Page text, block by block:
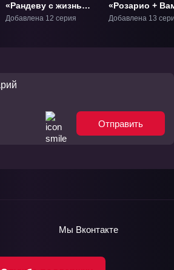
«Рандеву с жизнью
4» ТВ-4
Добавлена 12 серия
«Розарио +
ТВ-1
Добавлена 13
Отправить
Мы Вконтакте